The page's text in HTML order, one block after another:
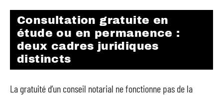
Consultation gratuite en
étude ou en permanence :
deux cadres juridiques
distincts
La gratuité d’un conseil notarial ne fonctionne pas de la